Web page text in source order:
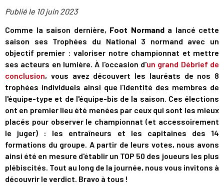
Publié le 10 juin 2023
Comme la saison dernière, Foot Normanda lancé cette
saison ses Trophées du National 3 normand avec un
objectif premier : valoriser notre championnat et mettre
ses acteurs en lumière. À l'occasion d'un grand Débrief de
conclusion, vous avez découvert les lauréats de nos 8
trophées individuels ainsi que l'identité des membres de
l'équipe-type et de l'équipe-bis de la saison. Ces élections
ont en premier lieu été menées par ceux qui sont les mieux
placés pour observer le championnat (et accessoirement
le juger) : les entraîneurs et les capitaines des 14
formations du groupe. A partir de leurs votes, nous avons
ainsi été en mesure d'établir un TOP 50 des joueurs les plus
plébiscités. Tout au long de la journée, nous vous invitons à
découvrir le verdict. Bravo à tous !